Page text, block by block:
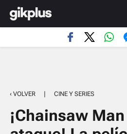
‹ VOLVER | CINE Y SERIES
¡Chainsaw